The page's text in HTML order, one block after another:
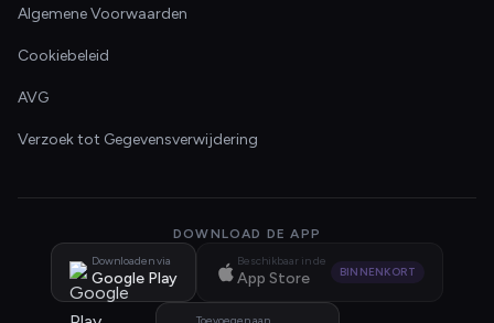
Algemene Voorwaarden
Cookiebeleid
AVG
Verzoek tot Gegevensverwijdering
DOWNLOAD DE APP
Downloaden via
Google Play
Beschikbaar in de
App Store BINNENKORT